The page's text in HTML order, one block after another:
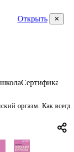
Открыть
Сертификаты
оргазм. Как